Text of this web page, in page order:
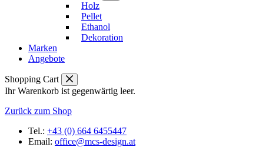
Holz
Pellet
Ethanol
Dekoration
Marken
Angebote
Shopping Cart
Ihr Warenkorb ist gegenwärtig leer.
Zurück zum Shop
Tel.: +43 (0) 664 6455447
Email: office@mcs-design.at